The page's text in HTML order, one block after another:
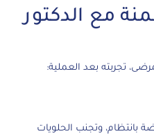
مع الدكتور
تجربته بعد العملية:
بانتظام، وتجنب الحلويات